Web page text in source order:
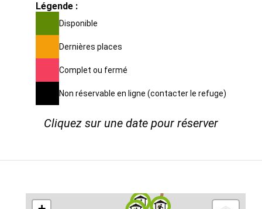
Légende :
Disponible
Dernières places
Complet ou fermé
Non réservable en ligne (contacter le refuge)
Cliquez sur une date pour réserver